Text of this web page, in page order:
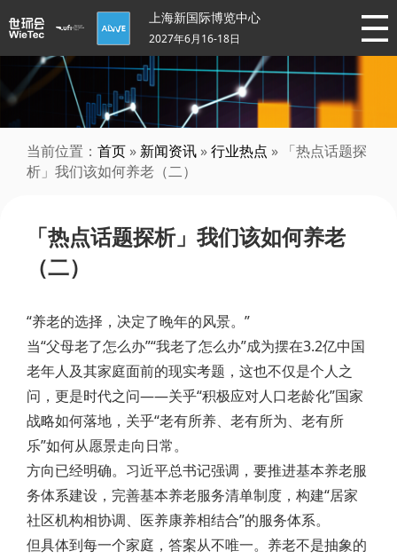
上海新国际博览中心
2027年6月16-18日
当前位置： 首页 » 新闻资讯 »行业热点 » 「热点话题探
析」我们该如何养老（二）
「热点话题探析」我们该如何养老
（二）
“养老的选择，决定了晚年的风景。”
当“父母老了怎么办”“我老了怎么办”成为摆在3.2亿中国
老年人及其家庭面前的现实考题，这也不仅是个人之
问，更是时代之问——关乎“积极应对人口老龄化”国家
战略如何落地，关乎“老有所养、老有所为、老有所
乐”如何从愿景走向日常。
方向已经明确。习近平总书记强调，要推进基本养老服
务体系建设，完善基本养老服务清单制度，构建“居家
社区机构相协调、医养康养相结合”的服务体系。
但具体到每一个家庭，答案从不唯一。养老不是抽象的